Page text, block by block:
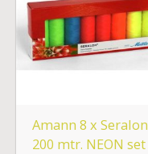
Amann 8 x Seralon
200 mtr. NEON set